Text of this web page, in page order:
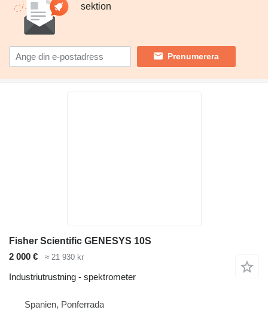
sektion
Prenumerera
Fisher Scientific GENESYS 10S
2 000 €
≈ 21 930 kr
Industriutrustning - spektrometer
Spanien, Ponferrada